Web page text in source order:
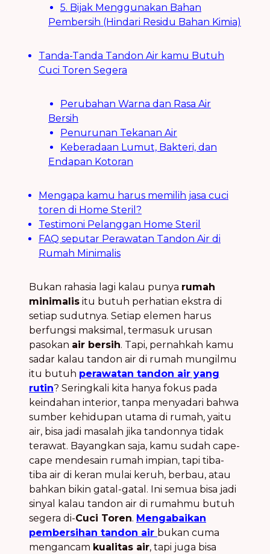
5. Bijak Menggunakan Bahan
Pembersih (Hindari Residu Bahan Kimia)
Tanda-Tanda Tandon Air kamu Butuh
Cuci Toren Segera
Perubahan Warna dan Rasa Air
Bersih
Penurunan Tekanan Air
Keberadaan Lumut, Bakteri, dan
Endapan Kotoran
Mengapa kamu harus memilih jasa cuci
toren di Home Steril?
Testimoni Pelanggan Home Steril
FAQ seputar Perawatan Tandon Air di
Rumah Minimalis
Bukan rahasia lagi kalau punya rumah
minimalis itu butuh perhatian ekstra di
setiap sudutnya. Setiap elemen harus
berfungsi maksimal, termasuk urusan
pasokan air bersih. Tapi, pernahkah kamu
sadar kalau tandon air di rumah mungilmu
itu butuh perawatan tandon air yang
rutin? Seringkali kita hanya fokus pada
keindahan interior, tanpa menyadari bahwa
sumber kehidupan utama di rumah, yaitu
air, bisa jadi masalah jika tandonnya tidak
terawat. Bayangkan saja, kamu sudah cape-
cape mendesain rumah impian, tapi tiba-
tiba air di keran mulai keruh, berbau, atau
bahkan bikin gatal-gatal. Ini semua bisa jadi
sinyal kalau tandon air di rumahmu butuh
segera di-Cuci Toren. Mengabaikan
pembersihan tandon air bukan cuma
mengancam kualitas air, tapi juga bisa